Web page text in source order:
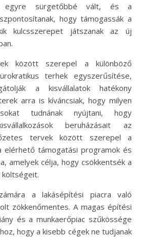
egyre sürgetőbbé vált, és a
hogy támogassák a
kulcsszerepet játszanak az új
között szerepel a különböző
terhek egyszerűsítése,
a kisvállalatok hatékony
arra is kíváncsiak, hogy milyen
tudnának nyújtani, hogy
beruházásait az
tervek között szerepel a
elérhető támogatási programok és
amelyek célja, hogy csökkentsék a
a lakásépítési piacra való
zökkenőmentes. A magas építési
és a munkaerőpiac szűkössége
hogy a kisebb cégek ne tudjanak